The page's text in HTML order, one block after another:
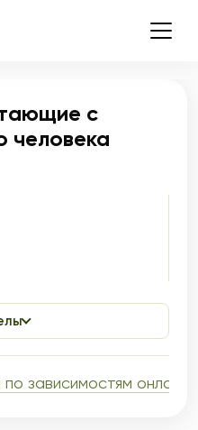
с
человека
по зависимостям онлайн